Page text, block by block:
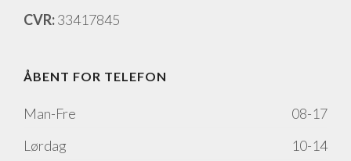
CVR:33417845
ÅBENT FOR TELEFON
Man-Fre
08-17
Lørdag
10-14